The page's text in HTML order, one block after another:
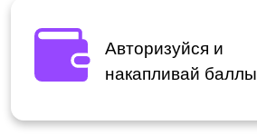
Авторизуйся и
накапливай баллы